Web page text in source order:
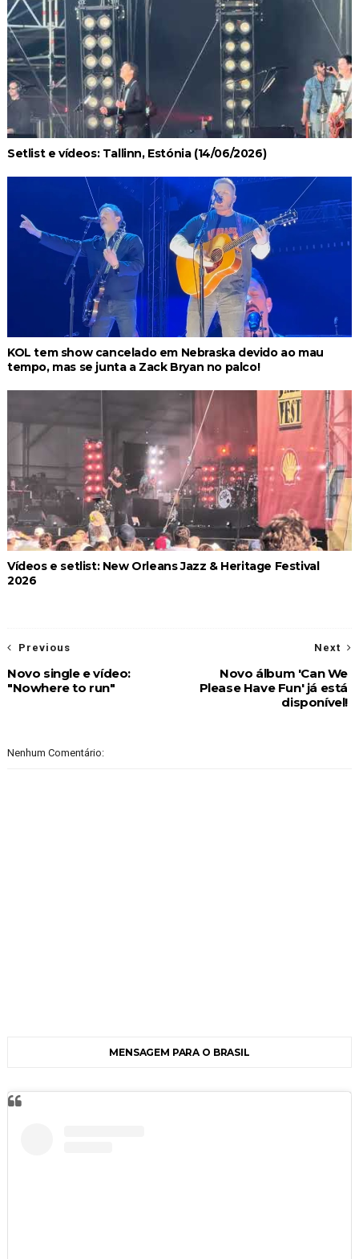
Setlist e vídeos: Tallinn, Estónia (14/06/2026)
KOL tem show cancelado em Nebraska devido ao mau
tempo, mas se junta a Zack Bryan no palco!
Vídeos e setlist: New Orleans Jazz & Heritage Festival
2026
Next
Novo álbum 'Can We
Please Have Fun' já está
disponível!
Previous
Novo single e vídeo:
"Nowhere to run"
Nenhum Comentário:
MENSAGEM PARA O BRASIL